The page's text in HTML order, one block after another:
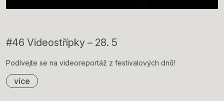
#46 Videostřípky – 28. 5
Podívejte se na videoreportáž z festivalových dnů!
více